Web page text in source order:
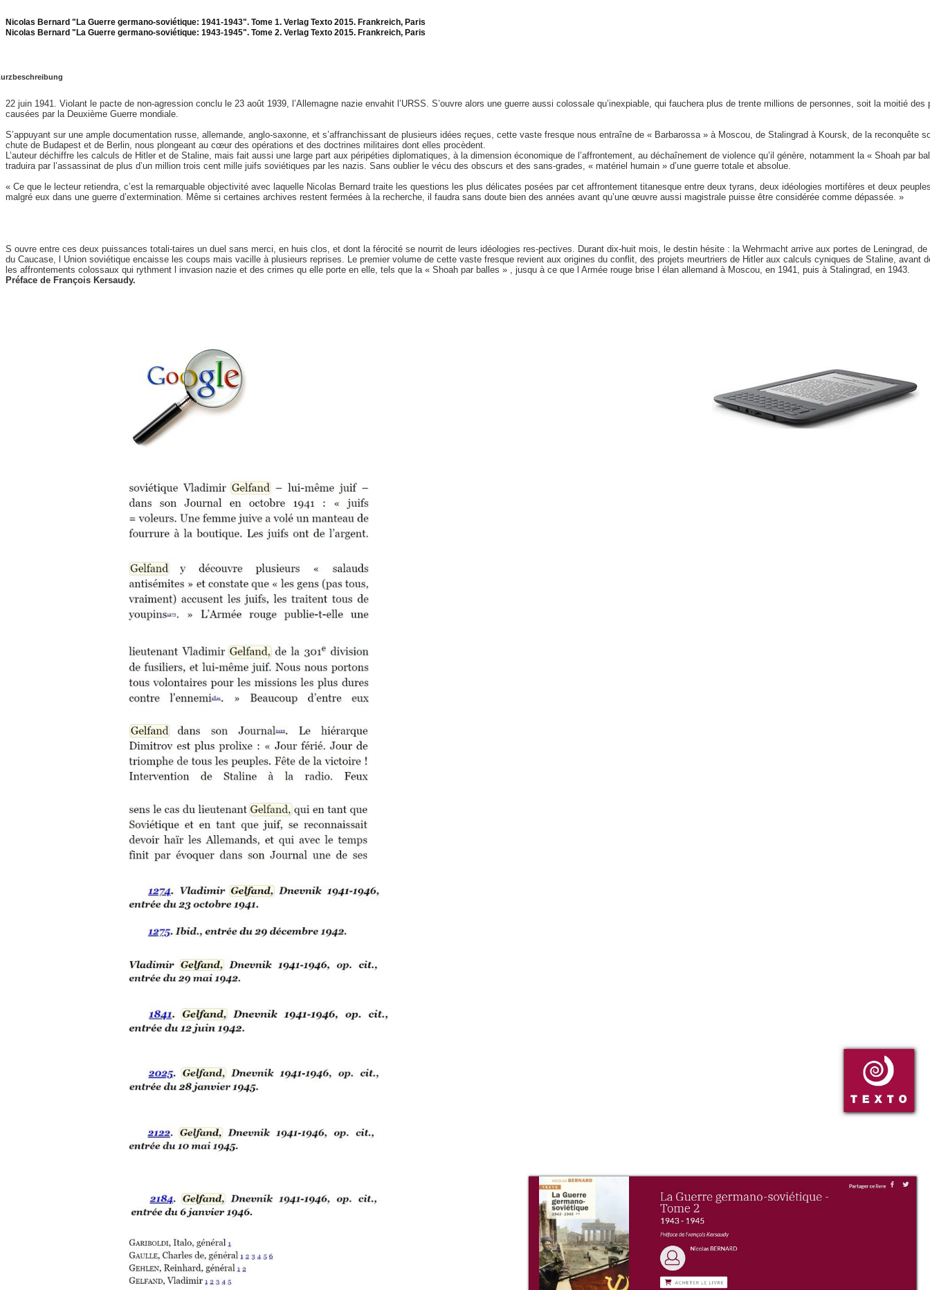
Nicolas Bernard "La Guerre germano-soviétique: 1941-1943". Tome 1. Verlag Texto 2015. Frankreich, Paris
Nicolas Bernard "La Guerre germano-soviétique: 1943-1945". Tome 2. Verlag Texto 2015. Frankreich, Paris
22 juin 1941. Violant le pacte de non-agression conclu le 23 août 1939, l’Allemagne nazie envahit l’URSS. S’ouvre alors une guerre aussi colossale qu’inexpiable, qui fauchera plus de trente millions de personnes, soit la moitié des
causées par la Deuxième Guerre mondiale.
S’appuyant sur une ample documentation russe, allemande, anglo-saxonne, et s’affranchissant de plusieurs idées reçues, cette vaste fresque nous entraîne de « Barbarossa » à Moscou, de Stalingrad à Koursk, de la reconquête
chute de Budapest et de Berlin, nous plongeant au cœur des opérations et des doctrines militaires dont elles procèdent.
L’auteur déchiffre les calculs de Hitler et de Staline, mais fait aussi une large part aux péripéties diplomatiques, à la dimension économique de l’affrontement, au déchaînement de violence qu’il génère, notamment la « Shoah par
traduira par l’assassinat de plus d’un million trois cent mille juifs soviétiques par les nazis. Sans oublier le vécu des obscurs et des sans-grades, « matériel humain » d’une guerre totale et absolue.
« Ce que le lecteur retiendra, c’est la remarquable objectivité avec laquelle Nicolas Bernard traite les questions les plus délicates posées par cet affrontement titanesque entre deux tyrans, deux idéologies mortifères et deux
malgré eux dans une guerre d’extermination. Même si certaines archives restent fermées à la recherche, il faudra sans doute bien des années avant qu’une œuvre aussi magistrale puisse être considérée comme dépassée. »
S ouvre entre ces deux puissances totali-taires un duel sans merci, en huis clos, et dont la férocité se nourrit de leurs idéologies res-pectives. Durant dix-huit mois, le destin hésite : la Wehrmacht arrive aux portes de Leningrad,
du Caucase, l Union soviétique encaisse les coups mais vacille à plusieurs reprises. Le premier volume de cette vaste fresque revient aux origines du conflit, des projets meurtriers de Hitler aux calculs cyniques de Staline, avant
les affrontements colossaux qui rythment l invasion nazie et des crimes qu elle porte en elle, tels que la « Shoah par balles » , jusqu à ce que l Armée rouge brise l élan allemand à Moscou, en 1941, puis à Stalingrad, en 1943.
Préface de François Kersaudy.